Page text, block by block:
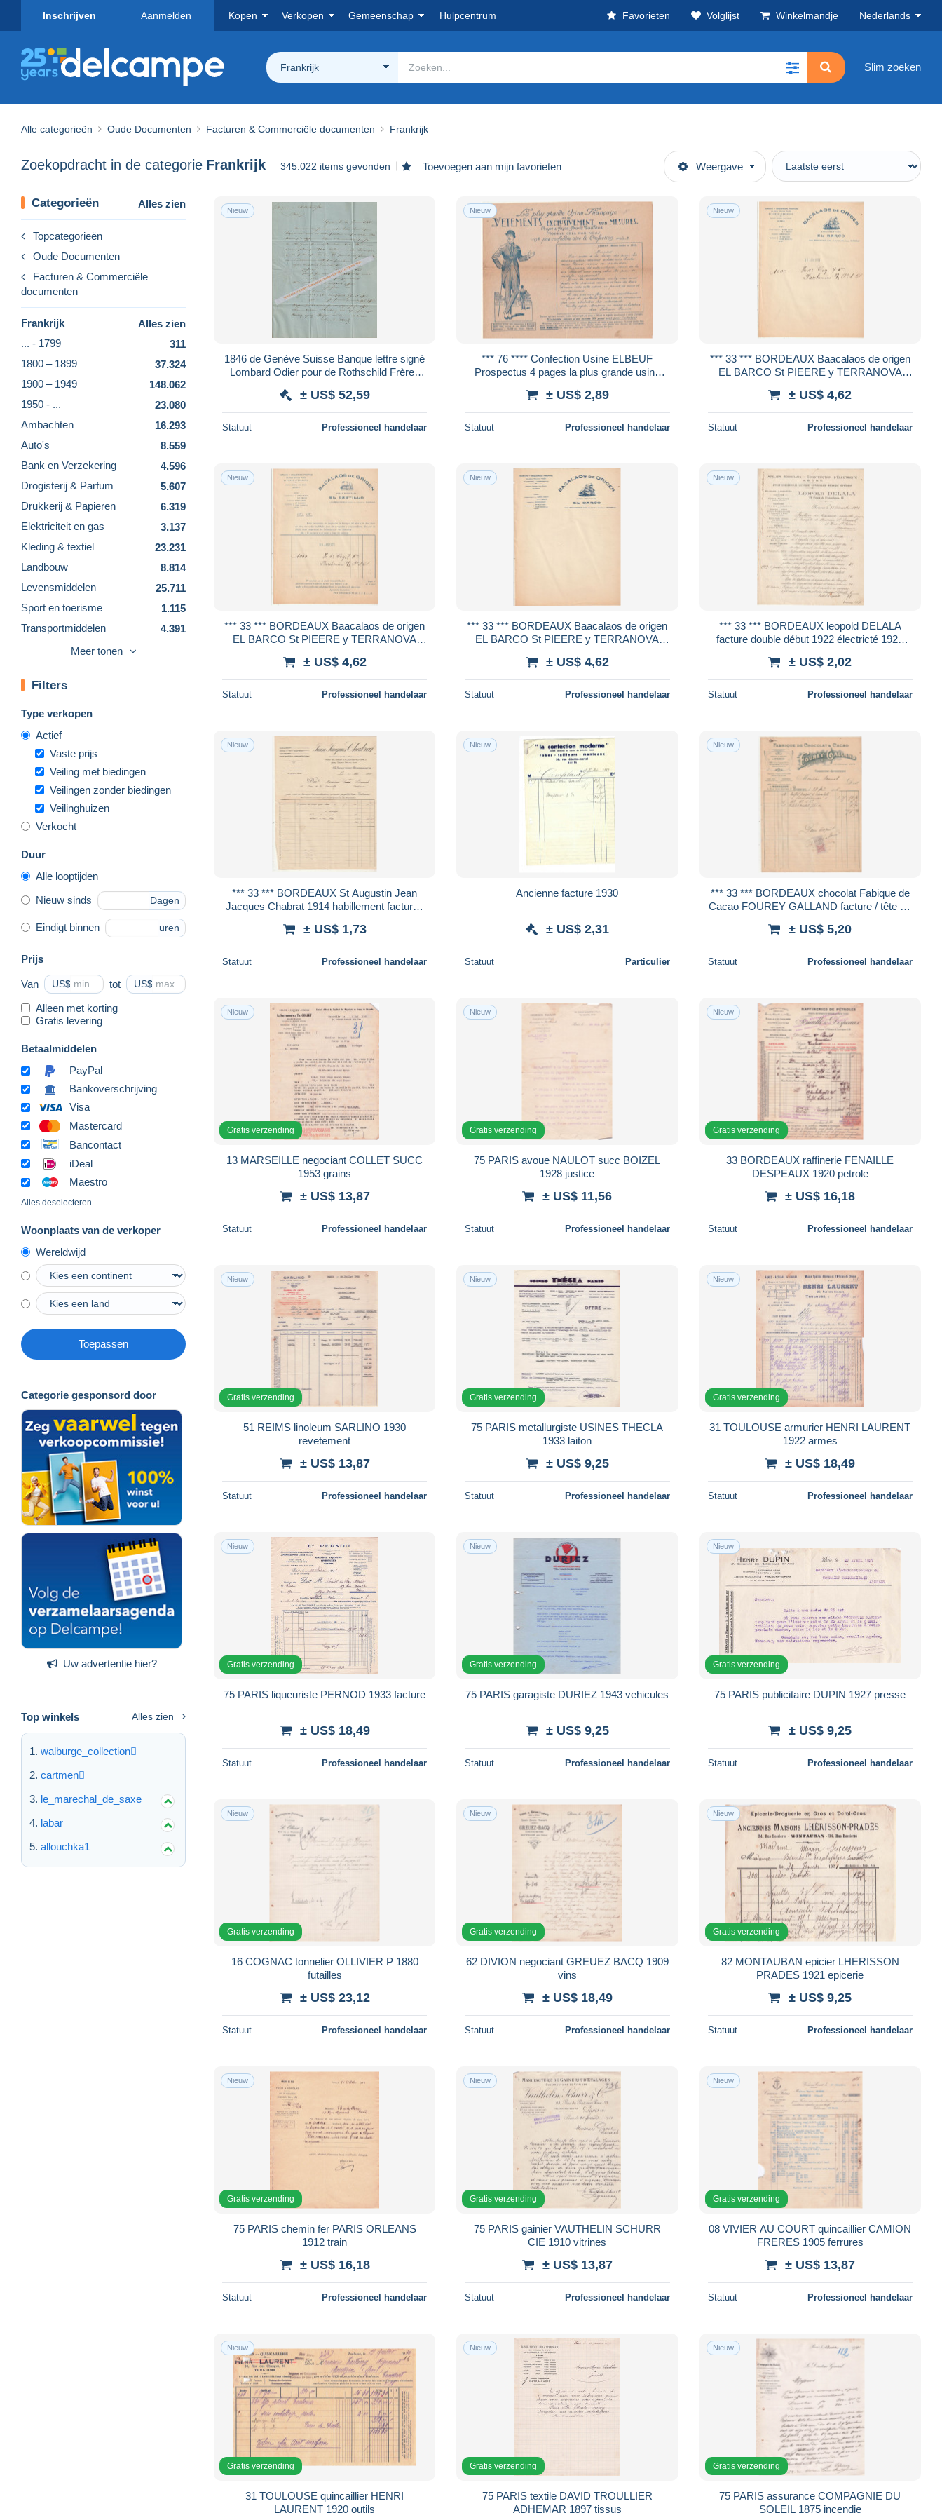
Inschrijven Aanmelden Kopen Verkopen Gemeenschap Hulpcentrum Favorieten Volglijst Winkelmandje Nederlands
Frankrijk Slim zoeken
Alle categorieën Oude Documenten Facturen & Commerciële documenten Frankrijk
Zoekopdracht in de categorie Frankrijk 345.022 items gevonden Toevoegen aan mijn favorieten Weergave
Categorieën Alles zien
Topcategorieën
Oude Documenten
Facturen & Commerciële
documenten
Frankrijk
Alles zien
... - 1799
311
1800 – 1899
37.324
1900 – 1949
148.062
1950 - ...
23.080
Ambachten
16.293
Auto's
8.559
Bank en Verzekering
4.596
Drogisterij & Parfum
5.607
Drukkerij & Papieren
6.319
Elektriciteit en gas
3.137
Kleding & textiel
23.231
Landbouw
8.814
Levensmiddelen
25.711
Sport en toerisme
1.115
Transportmiddelen
4.391
Andere & zonder
classificatie
Meer tonen
Filters
Type verkopen
Actief
Vaste prijs
Veiling met biedingen
Veilingen zonder biedingen
Veilinghuizen
Verkocht
Duur
Alle looptijden
Nieuw sinds Dagen
Eindigt binnen uren
Prijs
Van US$ tot US$
Alleen met korting
Gratis levering
Betaalmiddelen
PayPal
Bankoverschrijving
Visa
Mastercard
Bancontact
iDeal
Maestro
Alles deselecteren
Woonplaats van de verkoper
Wereldwijd
Toepassen
Categorie gesponsord door
Uw advertentie hier?
Top winkels Alles zien
walburge_collection
cartmen
le_marechal_de_saxe
labar
allouchka1
Nieuw
1846 de Genève Suisse Banque lettre signé
Lombard Odier pour de Rothschild Frères
± US$ 52,59
Statuut Professioneel handelaar
Nieuw
*** 76 **** Confection Usine ELBEUF
Prospectus 4 pages la plus grande usine
± US$ 2,89
Statuut Professioneel handelaar
Nieuw
*** 33 *** BORDEAUX Baacalaos de origen
EL BARCO St PIEERE y TERRANOVA
± US$ 4,62
Statuut Professioneel handelaar
Nieuw
*** 33 *** BORDEAUX Baacalaos de origen
EL BARCO St PIEERE y TERRANOVA
± US$ 4,62
Statuut Professioneel handelaar
Nieuw
*** 33 *** BORDEAUX Baacalaos de origen
EL BARCO St PIEERE y TERRANOVA
± US$ 4,62
Statuut Professioneel handelaar
Nieuw
*** 33 *** BORDEAUX leopold DELALA
facture double début 1922 électricté 1924
± US$ 2,02
Statuut Professioneel handelaar
Nieuw
*** 33 *** BORDEAUX St Augustin Jean
Jacques Chabrat 1914 habillement facture /
± US$ 1,73
Statuut Professioneel handelaar
Nieuw
Ancienne facture 1930
± US$ 2,31
Statuut Particulier
Nieuw
*** 33 *** BORDEAUX chocolat Fabique de
Cacao FOUREY GALLAND facture / tête de
± US$ 5,20
Statuut Professioneel handelaar
Nieuw
Gratis verzending
13 MARSEILLE negociant COLLET SUCC
1953 grains
± US$ 13,87
Statuut Professioneel handelaar
Nieuw
Gratis verzending
75 PARIS avoue NAULOT succ BOIZEL
1928 justice
± US$ 11,56
Statuut Professioneel handelaar
Nieuw
Gratis verzending
33 BORDEAUX raffinerie FENAILLE
DESPEAUX 1920 petrole
± US$ 16,18
Statuut Professioneel handelaar
Nieuw
Gratis verzending
51 REIMS linoleum SARLINO 1930
revetement
± US$ 13,87
Statuut Professioneel handelaar
Nieuw
Gratis verzending
75 PARIS metallurgiste USINES THECLA
1933 laiton
± US$ 9,25
Statuut Professioneel handelaar
Nieuw
Gratis verzending
31 TOULOUSE armurier HENRI LAURENT
1922 armes
± US$ 18,49
Statuut Professioneel handelaar
Nieuw
Gratis verzending
75 PARIS liqueuriste PERNOD 1933 facture
± US$ 18,49
Statuut Professioneel handelaar
Nieuw
Gratis verzending
75 PARIS garagiste DURIEZ 1943 vehicules
± US$ 9,25
Statuut Professioneel handelaar
Nieuw
Gratis verzending
75 PARIS publicitaire DUPIN 1927 presse
± US$ 9,25
Statuut Professioneel handelaar
Nieuw
Gratis verzending
16 COGNAC tonnelier OLLIVIER P 1880
futailles
± US$ 23,12
Statuut Professioneel handelaar
Nieuw
Gratis verzending
62 DIVION negociant GREUEZ BACQ 1909
vins
± US$ 18,49
Statuut Professioneel handelaar
Nieuw
Gratis verzending
82 MONTAUBAN epicier LHERISSON
PRADES 1921 epicerie
± US$ 9,25
Statuut Professioneel handelaar
Nieuw
Gratis verzending
75 PARIS chemin fer PARIS ORLEANS
1912 train
± US$ 16,18
Statuut Professioneel handelaar
Nieuw
Gratis verzending
75 PARIS gainier VAUTHELIN SCHURR
CIE 1910 vitrines
± US$ 13,87
Statuut Professioneel handelaar
Nieuw
Gratis verzending
08 VIVIER AU COURT quincaillier CAMION
FRERES 1905 ferrures
± US$ 13,87
Statuut Professioneel handelaar
Nieuw
Gratis verzending
31 TOULOUSE quincaillier HENRI
LAURENT 1920 outils
Nieuw
Gratis verzending
75 PARIS textile DAVID TROULLIER
ADHEMAR 1897 tissus
Nieuw
Gratis verzending
75 PARIS assurance COMPAGNIE DU
SOLEIL 1875 incendie